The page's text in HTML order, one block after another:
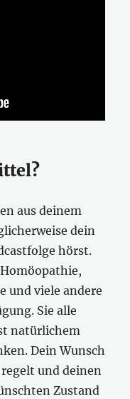
aus deinem
dein
hörst.
und viele andere
Sie alle
natürlichem
Dein Wunsch
regelt und deinen
Zustand